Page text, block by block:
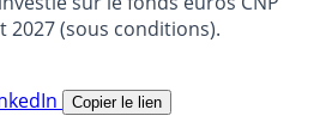
2027 (sous conditions).
Copier le lien